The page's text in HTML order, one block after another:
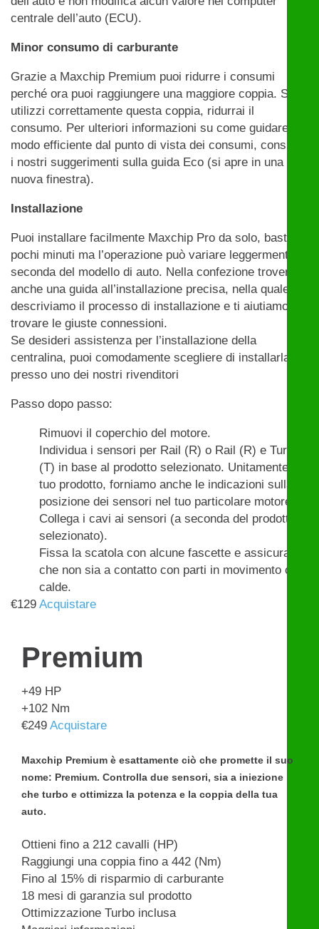
centrale dell’auto (ECU).
Minor consumo di carburante
Grazie a Maxchip Premium puoi ridurre i consumi
perché ora puoi raggiungere una maggiore coppia. Se
utilizzi correttamente questa coppia, ridurrai il
consumo. Per ulteriori informazioni su come guidare in
modo efficiente dal punto di vista dei consumi, consulta
i nostri suggerimenti sulla guida Eco (si apre in una
nuova finestra).
Installazione
Puoi installare facilmente Maxchip Pro da solo, bastano
pochi minuti ma l’operazione può variare leggermente a
seconda del modello di auto. Nella confezione troverai
anche una guida all’installazione precisa, nella quale
descriviamo il processo di installazione e ti aiutiamo a
trovare le giuste connessioni.
Se desideri assistenza per l’installazione della
centralina, puoi comodamente scegliere di installarla
presso uno dei nostri rivenditori
Passo dopo passo:
Rimuovi il coperchio del motore.
Individua i sensori per Rail (R) o Rail (R) e Turbo
(T) in base al prodotto selezionato. Unitamente al
tuo prodotto, forniamo anche le indicazioni sulla
posizione dei sensori nel tuo particolare motore.
Collega i cavi ai sensori (a seconda del prodotto
selezionato).
Fissa la scatola con alcune fascette e assicurati
che non sia a contatto con parti in movimento o
calde.
€129 Acquistare
Premium
+49 HP
+102 Nm
€249 Acquistare
Maxchip Premium è esattamente ciò che promette il suo
nome: Premium. Controlla due sensori, sia a iniezione
che turbo e ottimizza la potenza e la coppia della tua
auto.
Ottieni fino a 212 cavalli (HP)
Raggiungi una coppia fino a 442 (Nm)
Fino al 15% di risparmio di carburante
18 mesi di garanzia sul prodotto
Ottimizzazione Turbo inclusa